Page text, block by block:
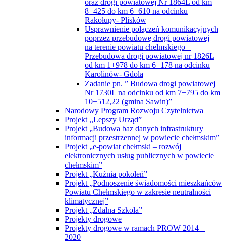
oraz drogi powiatowej Nr 1864L od km
8+425 do km 6+610 na odcinku
Rakołupy- Plisków
Usprawnienie połączeń komunikacyjnych
poprzez przebudowę drogi powiatowej
na terenie powiatu chełmskiego –
Przebudowa drogi powiatowej nr 1826L
od km 1+978 do km 6+178 na odcinku
Karolinów- Gdola
Zadanie pn. ” Budowa drogi powiatowej
Nr 1730L na odcinku od km 7+795 do km
10+512,22 (gmina Sawin)”
Narodowy Program Rozwoju Czytelnictwa
Projekt ,,Lepszy Urząd”
Projekt „Budowa baz danych infrastruktury
informacji przestrzennej w powiecie chełmskim”
Projekt „e-powiat chełmski – rozwój
elektronicznych usług publicznych w powiecie
chełmskim”
Projekt „Kuźnia pokoleń”
Projekt „Podnoszenie świadomości mieszkańców
Powiatu Chełmskiego w zakresie neutralności
klimatycznej”
Projekt „Zdalna Szkoła”
Projekty drogowe
Projekty drogowe w ramach PROW 2014 –
2020